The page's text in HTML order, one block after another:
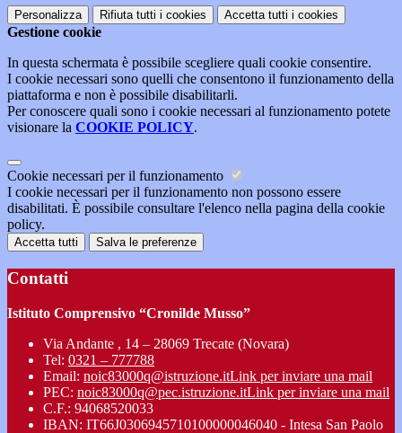
Personalizza Rifiuta tutti i cookies Accetta tutti i cookies
Gestione cookie
In questa schermata è possibile scegliere quali cookie consentire.
I cookie necessari sono quelli che consentono il funzionamento della
piattaforma e non è possibile disabilitarli.
Per conoscere quali sono i cookie necessari al funzionamento potete
visionare la COOKIE POLICY.
Cookie necessari per il funzionamento
I cookie necessari per il funzionamento non possono essere
disabilitati. È possibile consultare l'elenco nella pagina della cookie
policy.
Accetta tutti Salva le preferenze
Contatti
Istituto Comprensivo “Cronilde Musso”
Via Andante , 14 – 28069 Trecate (Novara)
Tel: 0321 – 777788
Email: noic83000q@istruzione.itLink per inviare una mail
PEC: noic83000q@pec.istruzione.itLink per inviare una mail
C.F.: 94068520033
IBAN: IT66J0306945710100000046040 - Intesa San Paolo